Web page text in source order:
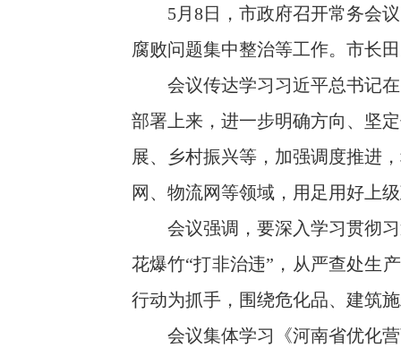
5月8日，市政府召开常务会议
腐败问题集中整治等工作。市长
会议传达学习习近平总书记在
部署上来，进一步明确方向、坚
展、乡村振兴等，加强调度推进
网、物流网等领域，用足用好上
会议强调，要深入学习贯彻习
花爆竹“打非治违”，从严查处生
行动为抓手，围绕危化品、建筑
会议集体学习《河南省优化营